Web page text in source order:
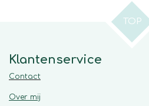
TOP
Klantenservice
Contact
Over mij